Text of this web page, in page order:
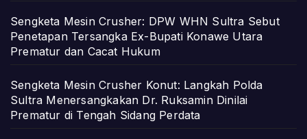
Sengketa Mesin Crusher: DPW WHN Sultra Sebut
Penetapan Tersangka Ex-Bupati Konawe Utara
Prematur dan Cacat Hukum
Sengketa Mesin Crusher Konut: Langkah Polda
Sultra Menersangkakan Dr. Ruksamin Dinilai
Prematur di Tengah Sidang Perdata